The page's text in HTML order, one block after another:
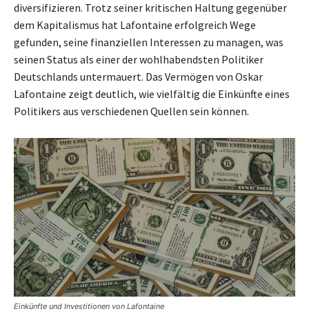
diversifizieren. Trotz seiner kritischen Haltung gegenüber
dem Kapitalismus hat Lafontaine erfolgreich Wege
gefunden, seine finanziellen Interessen zu managen, was
seinen Status als einer der wohlhabendsten Politiker
Deutschlands untermauert. Das Vermögen von Oskar
Lafontaine zeigt deutlich, wie vielfältig die Einkünfte eines
Politikers aus verschiedenen Quellen sein können.
Einkünfte und Investitionen von Lafontaine